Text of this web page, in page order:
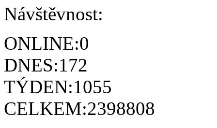
Návštěvnost:
ONLINE:0
DNES:172
TÝDEN:1055
CELKEM:2398808